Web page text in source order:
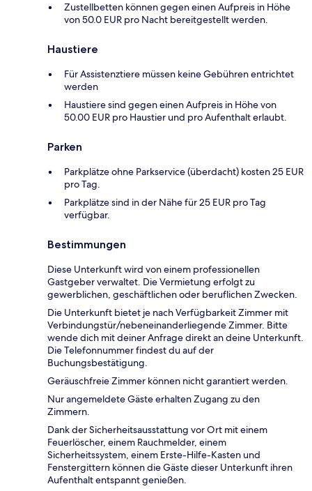
Zustellbetten können gegen einen Aufpreis in Höhe
von 50.0 EUR pro Nacht bereitgestellt werden.
Haustiere
Für Assistenztiere müssen keine Gebühren entrichtet
werden
Haustiere sind gegen einen Aufpreis in Höhe von
50.00 EUR pro Haustier und pro Aufenthalt erlaubt.
Parken
Parkplätze ohne Parkservice (überdacht) kosten 25 EUR
pro Tag.
Parkplätze sind in der Nähe für 25 EUR pro Tag
verfügbar.
Bestimmungen
Diese Unterkunft wird von einem professionellen
Gastgeber verwaltet. Die Vermietung erfolgt zu
gewerblichen, geschäftlichen oder beruflichen Zwecken.
Die Unterkunft bietet je nach Verfügbarkeit Zimmer mit
Verbindungstür/nebeneinanderliegende Zimmer. Bitte
wende dich mit deiner Anfrage direkt an deine Unterkunft.
Die Telefonnummer findest du auf der
Buchungsbestätigung.
Geräuschfreie Zimmer können nicht garantiert werden.
Nur angemeldete Gäste erhalten Zugang zu den
Zimmern.
Dank der Sicherheitsausstattung vor Ort mit einem
Feuerlöscher, einem Rauchmelder, einem
Sicherheitssystem, einem Erste-Hilfe-Kasten und
Fenstergittern können die Gäste dieser Unterkunft ihren
Aufenthalt entspannt genießen.